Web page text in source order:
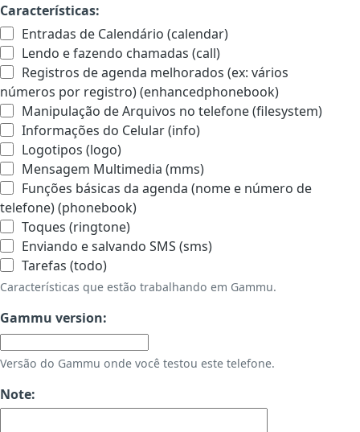
Características:
Entradas de Calendário (calendar)
Lendo e fazendo chamadas (call)
Registros de agenda melhorados (ex: vários
números por registro) (enhancedphonebook)
Manipulação de Arquivos no telefone (filesystem)
Informações do Celular (info)
Logotipos (logo)
Mensagem Multimedia (mms)
Funções básicas da agenda (nome e número de
telefone) (phonebook)
Toques (ringtone)
Enviando e salvando SMS (sms)
Tarefas (todo)
Características que estão trabalhando em Gammu.
Gammu version:
Versão do Gammu onde você testou este telefone.
Note: